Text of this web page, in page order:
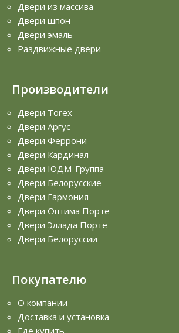
Двери из массива
Двери шпон
Двери эмаль
Раздвижные двери
Производители
Двери Torex
Двери Аргус
Двери Феррони
Двери Кардинал
Двери ЮДМ-Группа
Двери Белорусские
Двери Гармония
Двери Оптима Порте
Двери Эллада Порте
Двери Белоруссии
Покупателю
О компании
Доставка и установка